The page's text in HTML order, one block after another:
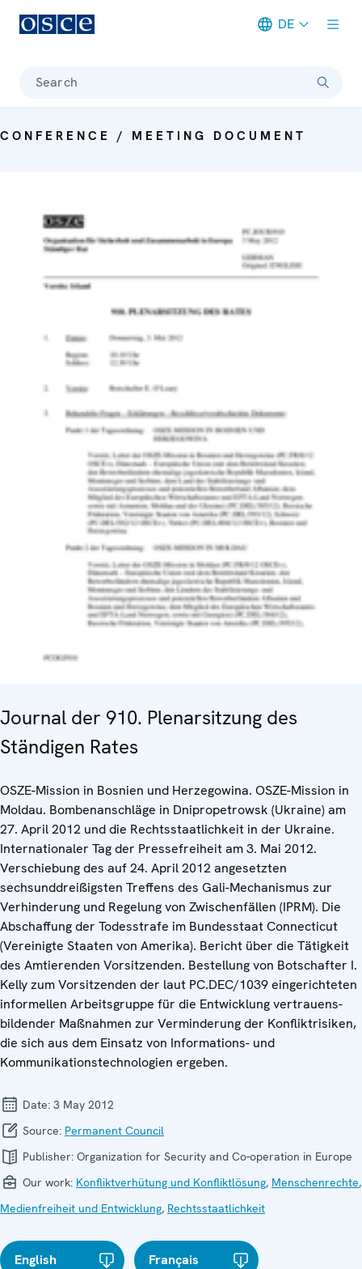
DE
Search
CONFERENCE / MEETING DOCUMENT
Journal der 910. Plenarsitzung des
Ständigen Rates
OSZE-Mission in Bosnien und Herzegowina. OSZE-Mission in
Moldau. Bombenanschläge in Dnipropetrowsk (Ukraine) am
27. April 2012 und die Rechtsstaatlichkeit in der Ukraine.
Internationaler Tag der Pressefreiheit am 3. Mai 2012.
Verschiebung des auf 24. April 2012 angesetzten
sechsunddreißigsten Treffens des Gali-Mechanismus zur
Verhinderung und Regelung von Zwischenfällen (IPRM). Die
Abschaffung der Todesstrafe im Bundesstaat Connecticut
(Vereinigte Staaten von Amerika). Bericht über die Tätigkeit
des Amtierenden Vorsitzenden. Bestellung von Botschafter I.
Kelly zum Vorsitzenden der laut PC.DEC/1039 eingerichteten
informellen Arbeitsgruppe für die Entwicklung vertrauens-
bildender Maßnahmen zur Verminderung der Konfliktrisiken,
die sich aus dem Einsatz von Informations- und
Kommunikationstechnologien ergeben.
Date: 3 May 2012
Source: Permanent Council
Publisher: Organization for Security and Co-operation in Europe
Our work: Konfliktverhütung und Konfliktlösung, Menschenrechte,
Medienfreiheit und Entwicklung, Rechtsstaatlichkeit
English Français